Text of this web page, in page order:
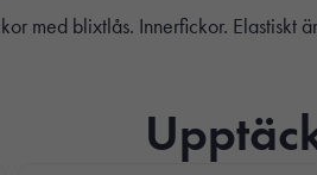
med blixtlås. Innerfickor. Elastiskt